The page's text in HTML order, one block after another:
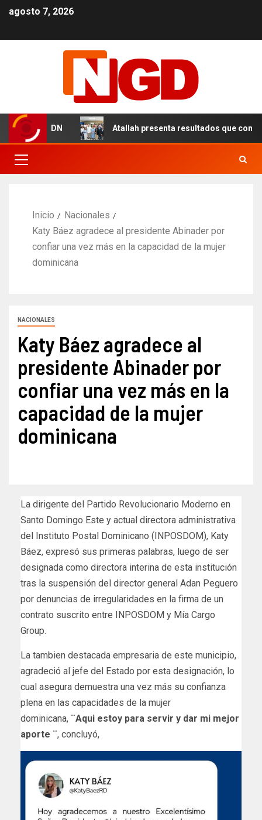
agosto 7, 2026
en el DN Atallah presenta resultados que
Inicio
Nacionales
Katy Báez agradece al presidente Abinader por
confiar una vez más en la capacidad de la mujer
dominicana
NACIONALES
Katy Báez agradece al
presidente Abinader por
confiar una vez más en la
capacidad de la mujer
dominicana
La dirigente del Partido Revolucionario Moderno en
Santo Domingo Este y actual directora administrativa
del Instituto Postal Dominicano (INPOSDOM), Katy
Báez, expresó sus primeras palabras, luego de ser
designada como directora interina de esta institución
tras la suspensión del director general Adan Peguero
por denuncias de irregularidades en la firma de un
contrato suscrito entre INPOSDOM y Mía Cargo
Group.
La tambien destacada empresaria de este municipio,
agradeció al jefe del Estado por esta designación, lo
cual asegura demuestra una vez más su confianza
plena en las capacidades de la mujer
dominicana, ¨Aqui estoy para servir y dar mi mejor
aporte ¨, concluyó,